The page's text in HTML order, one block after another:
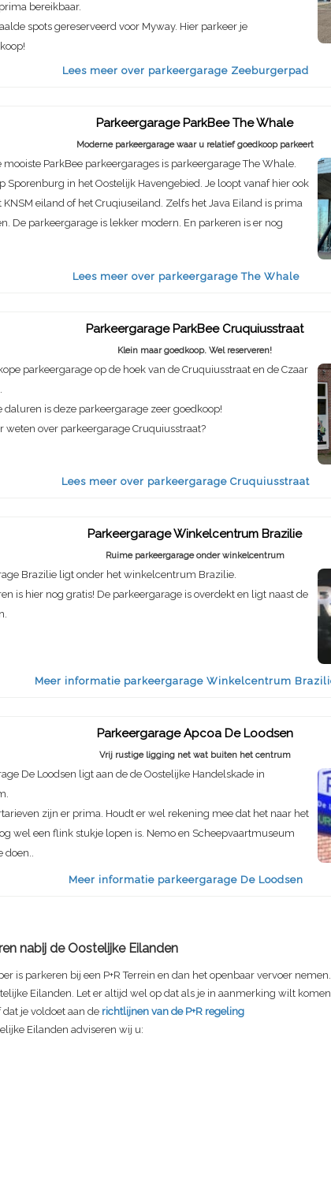
bereikbaar.
spots gereserveerd voor Myway. Hier parkeer je
Lees meer over parkeergarage Zeeburgerpad
Parkeergarage ParkBee The Whale
Moderne parkeergarage waar u relatief goedkoop parkeert
mooiste ParkBee parkeergarages is parkeergarage The Whale.
Sporenburg in het Oostelijk Havengebied. Je loopt vanaf hier ook
KNSM eiland of het Cruqiuseiland. Zelfs het Java Eiland is prima
De parkeergarage is lekker modern. En parkeren is er nog
Lees meer over parkeergarage The Whale
Parkeergarage ParkBee Cruquiusstraat
Klein maar goedkoop. Wel reserveren!
parkeergarage op de hoek van de Cruquiusstraat en de Czaar
daluren is deze parkeergarage zeer goedkoop!
weten over parkeergarage Cruquiusstraat?
Lees meer over parkeergarage Cruquiusstraat
Parkeergarage Winkelcentrum Brazilie
Ruime parkeergarage onder winkelcentrum
Brazilie ligt onder het winkelcentrum Brazilie.
is hier nog gratis! De parkeergarage is overdekt en ligt naast de
Meer informatie parkeergarage Winkelcentrum
Parkeergarage Apcoa De Loodsen
Vrij rustige ligging net wat buiten het centrum
De Loodsen ligt aan de de Oostelijke Handelskade in
zijn er prima. Houdt er wel rekening mee dat het naar het
wel een flink stukje lopen is. Nemo en Scheepvaartmuseum
Meer informatie parkeergarage De Loodsen
nabij de Oostelijke Eilanden
is parkeren bij een P+R Terrein en dan het openbaar vervoer
Eilanden. Let er altijd wel op dat als je in aanmerking wilt
je voldoet aan de richtlijnen van de P+R regeling
Eilanden adviseren wij u: